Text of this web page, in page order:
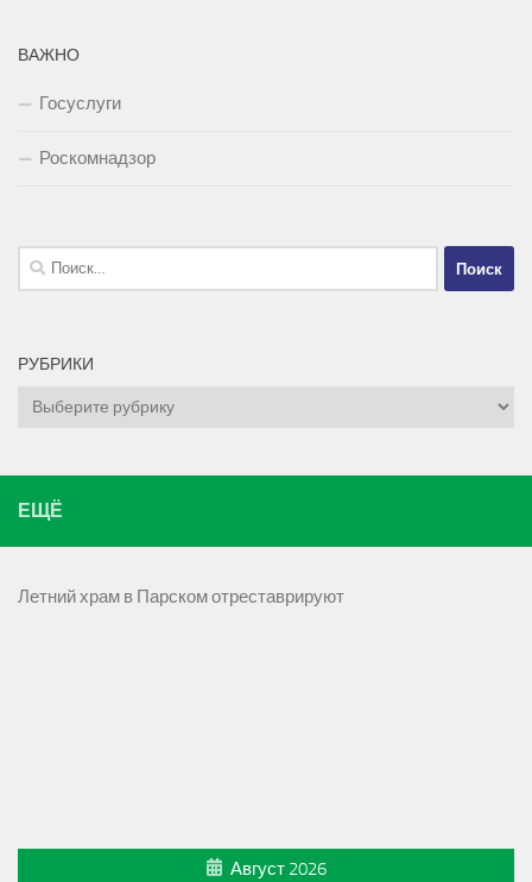
ВАЖНО
Госуслуги
Роскомнадзор
Найти:
РУБРИКИ
Рубрики
ЕЩЁ
Летний храм в Парском отреставрируют
Август 2026